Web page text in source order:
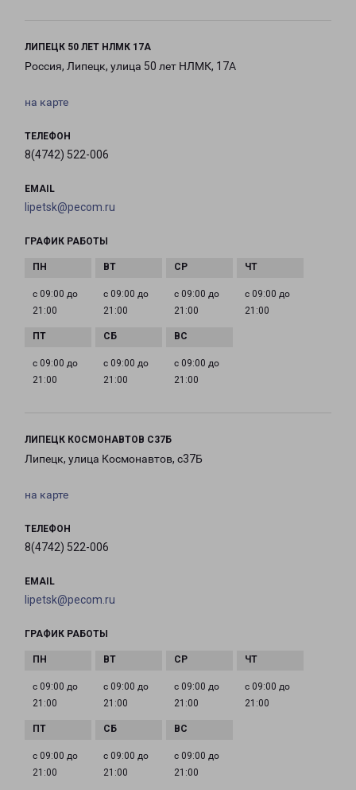
ЛИПЕЦК 50 ЛЕТ НЛМК 17А
Россия, Липецк, улица 50 лет НЛМК, 17А
на карте
ТЕЛЕФОН
8(4742) 522-006
EMAIL
lipetsk@pecom.ru
ГРАФИК РАБОТЫ
с 09:00 до
21:00
с 09:00 до
21:00
с 09:00 до
21:00
с 09:00 до
21:00
с 09:00 до
21:00
с 09:00 до
21:00
с 09:00 до
21:00
ЛИПЕЦК КОСМОНАВТОВ С37Б
Липецк, улица Космонавтов, с37Б
на карте
ТЕЛЕФОН
8(4742) 522-006
EMAIL
lipetsk@pecom.ru
ГРАФИК РАБОТЫ
с 09:00 до
21:00
с 09:00 до
21:00
с 09:00 до
21:00
с 09:00 до
21:00
с 09:00 до
21:00
с 09:00 до
21:00
с 09:00 до
21:00